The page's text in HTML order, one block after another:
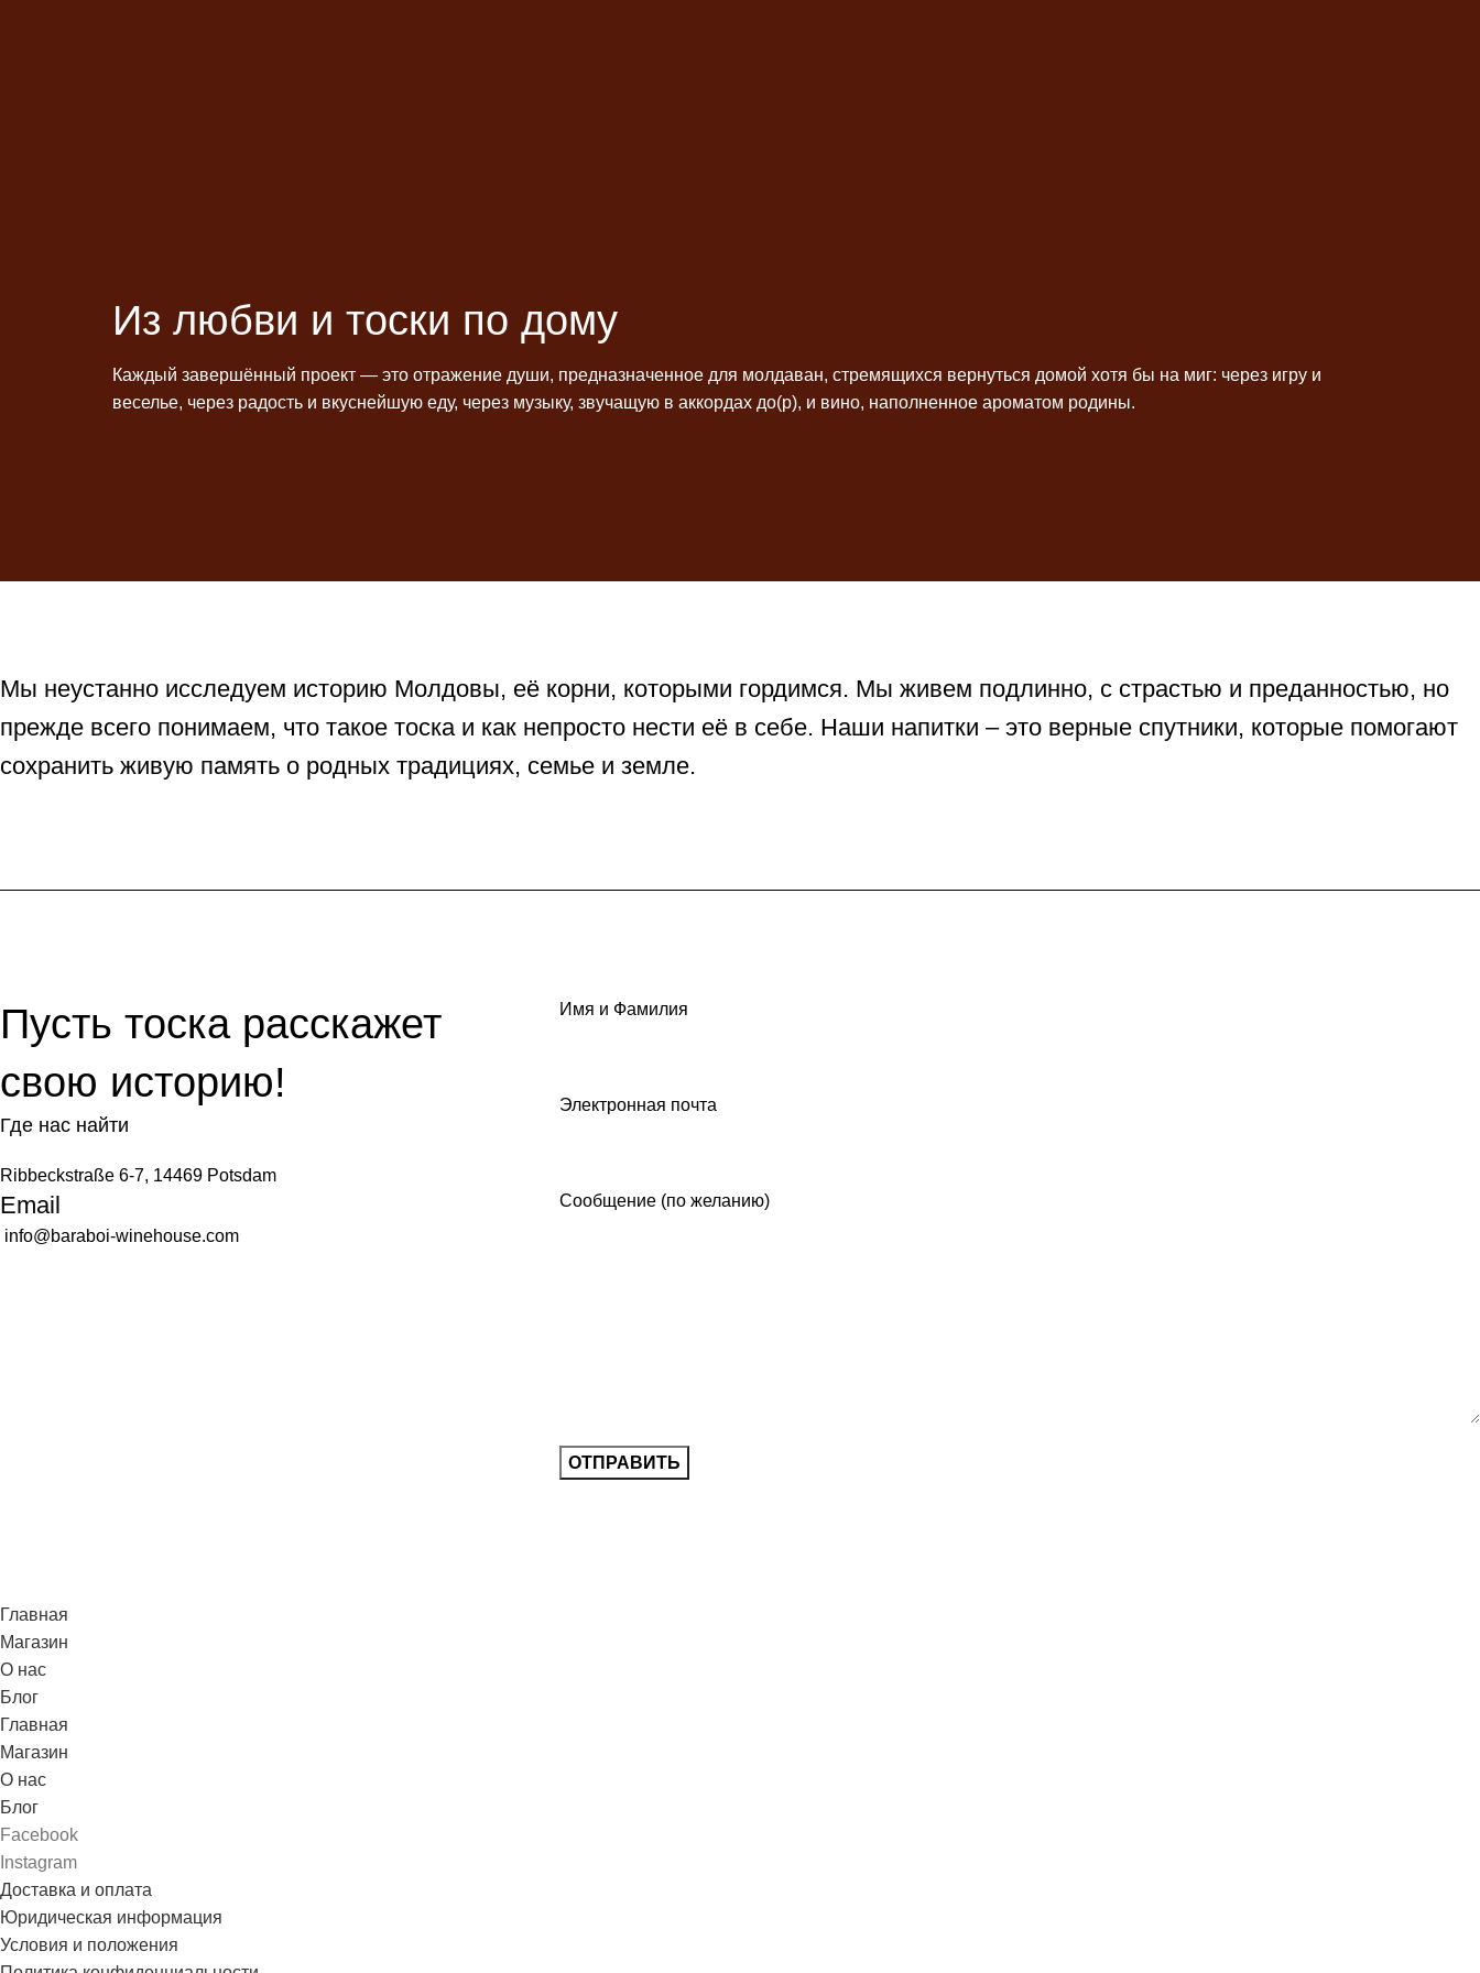
Из любви и тоски по дому
Каждый завершённый проект — это отражение души, предназначенное для молдаван, стремящихся вернуться домой хотя бы на миг: через игру и
веселье, через радость и вкуснейшую еду, через музыку, звучащую в аккордах до(р), и вино, наполненное ароматом родины.
Мы неустанно исследуем историю Молдовы, её корни, которыми гордимся. Мы живем подлинно, с страстью и преданностью, но
прежде всего понимаем, что такое тоска и как непросто нести её в себе. Наши напитки – это верные спутники, которые помогают
сохранить живую память о родных традициях, семье и земле.
Пусть тоска расскажет
свою историю!
Где нас найти
Ribbeckstraße 6-7, 14469 Potsdam
Email
info@baraboi-winehouse.com
Имя и Фамилия
Электронная почта
Сообщение (по желанию)
Главная
Магазин
О нас
Блог
Главная
Магазин
О нас
Блог
Facebook
Instagram
Доставка и оплата
Юридическая информация
Условия и положения